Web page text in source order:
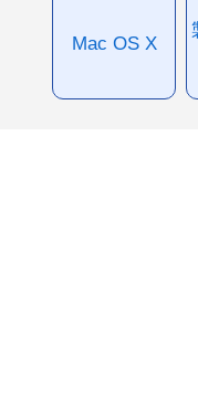
Mac OS X